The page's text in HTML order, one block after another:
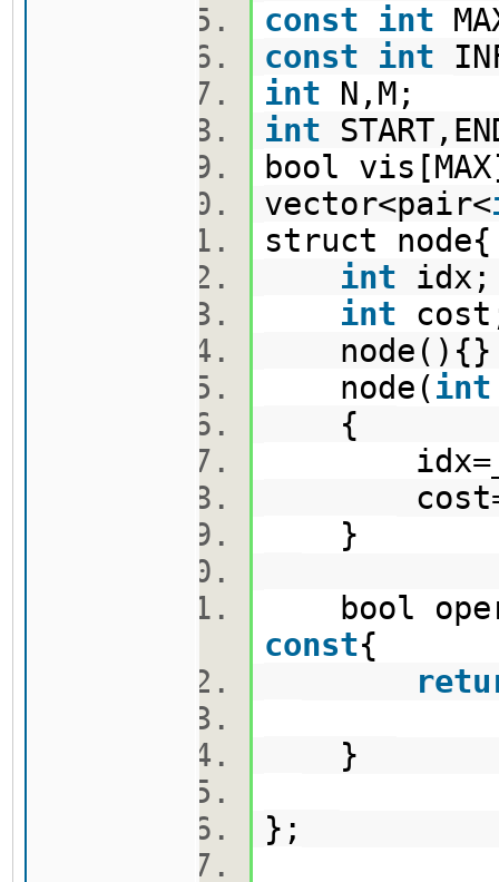
const int
const int
int N,M;
int
bool
vector<pair<
struct
int
int
node(int
{
}
bool
const{
}
};